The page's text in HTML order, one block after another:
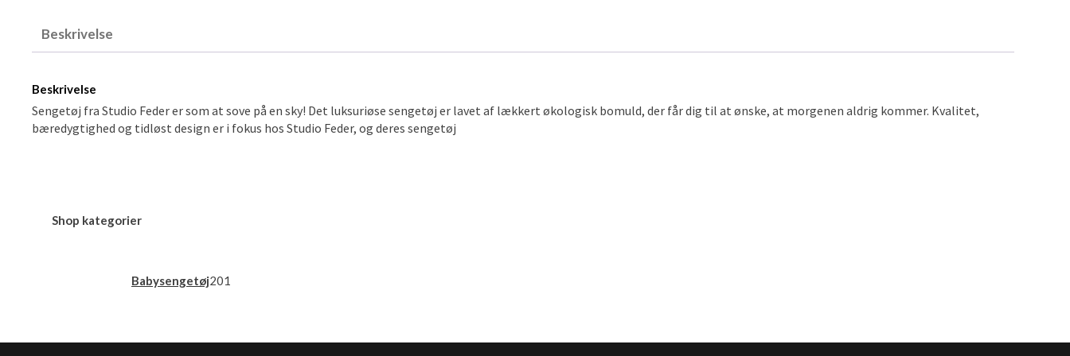
Beskrivelse
Beskrivelse
Sengetøj fra Studio Feder er som at sove på en sky! Det luksuriøse sengetøj er lavet af lækkert økologisk bomuld, der får dig til at ønske, at morgenen aldrig kommer. Kvalitet,
bæredygtighed og tidløst design er i fokus hos Studio Feder, og deres sengetøj
Shop kategorier
Babysengetøj201